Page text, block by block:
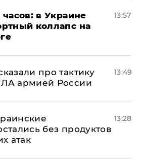
в Украине
коллапс на
13:57
про тактику
армией России
13:49
без продуктов
атак
13:28